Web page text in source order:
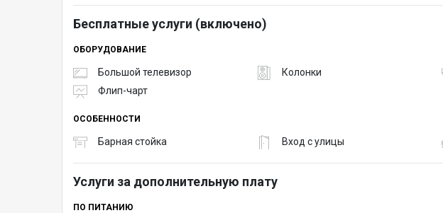
Бесплатные услуги (включено)
ОБОРУДОВАНИЕ
Большой телевизор Колонки
Флип-чарт
ОСОБЕННОСТИ
Барная стойка Вход с улицы
Услуги за дополнительную плату
ПО ПИТАНИЮ